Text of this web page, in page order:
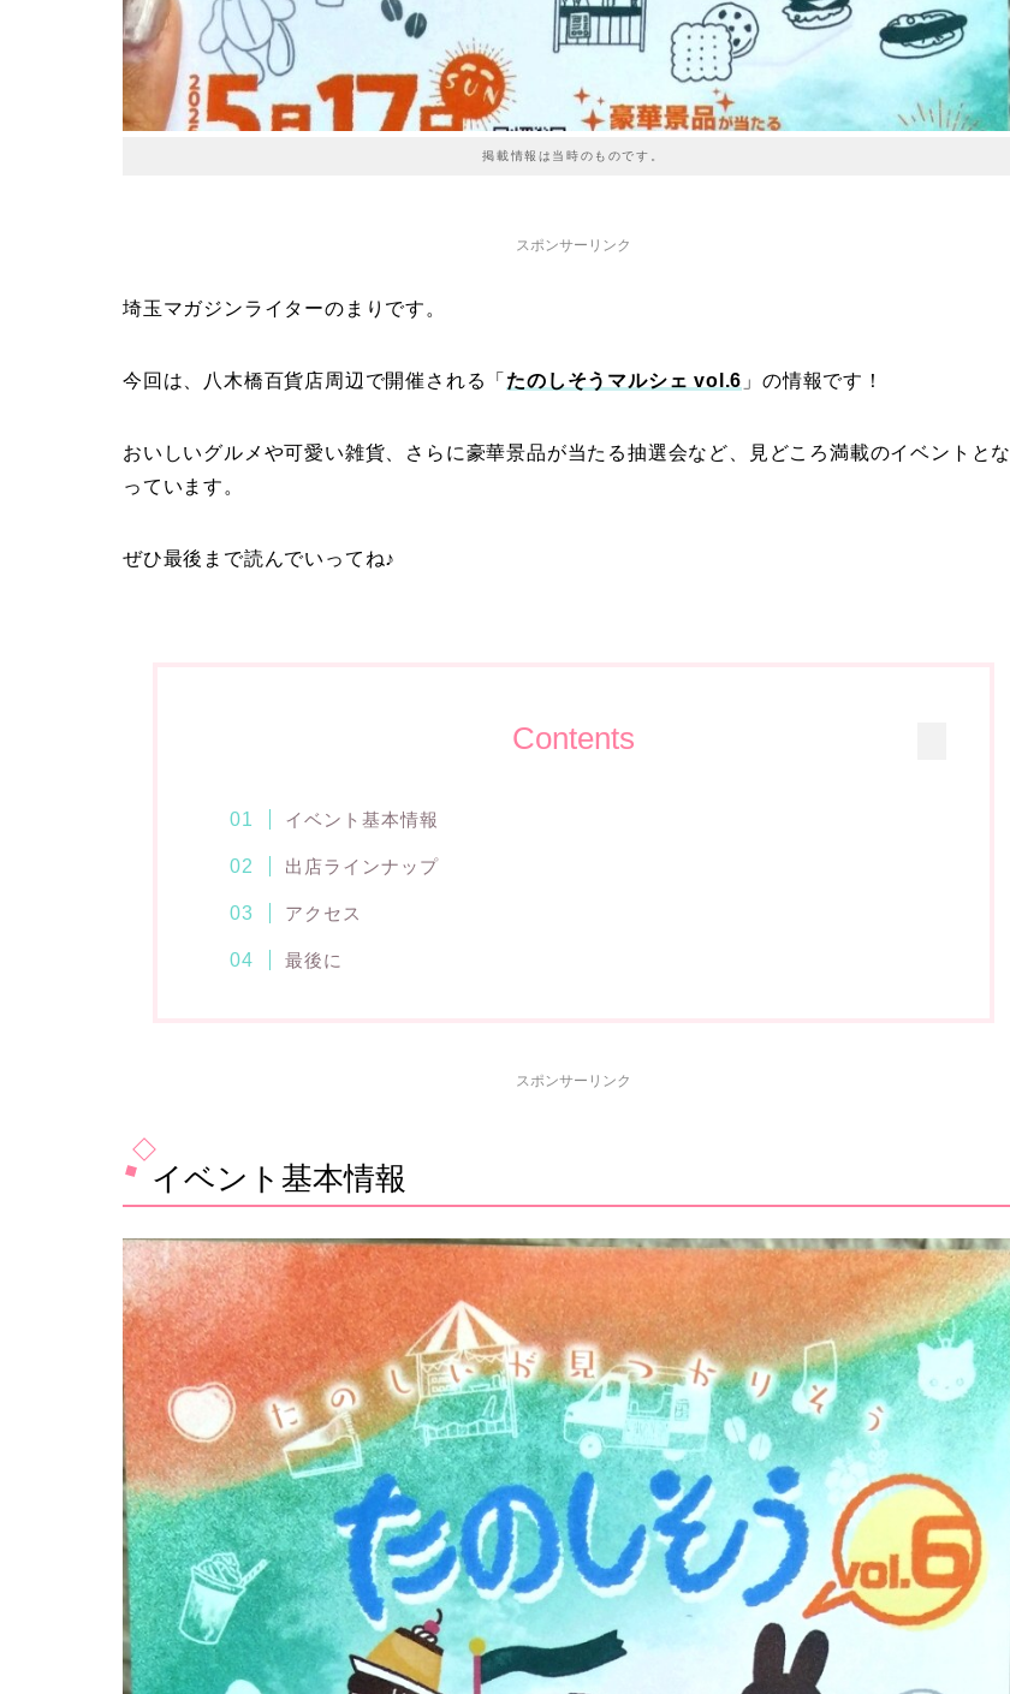
掲載情報は当時のものです。
スポンサーリンク
埼玉マガジンライターのまりです。
今回は、八木橋百貨店周辺で開催される「 たのしそうマルシェ vol.6 」の情報です！
おいしいグルメや可愛い雑貨、さらに豪華景品が当たる抽選会など、見どころ満載のイベントとな
っています。
ぜひ最後まで読んでいってね♪
Contents
イベント基本情報
出店ラインナップ
アクセス
最後に
スポンサーリンク
イベント基本情報